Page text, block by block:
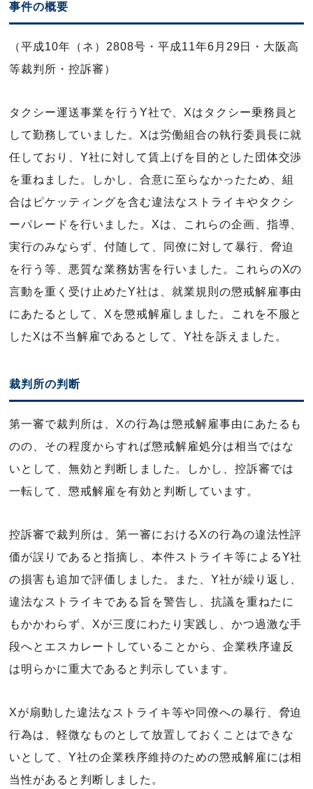
事件の概要
（平成10年（ネ）2808号・平成11年6月29日・大阪高
等裁判所・控訴審）
タクシー運送事業を行うY社で、Xはタクシー乗務員と
して勤務していました。Xは労働組合の執行委員長に就
任しており、Y社に対して賃上げを目的とした団体交渉
を重ねました。しかし、合意に至らなかったため、組
合はピケッティングを含む違法なストライキやタクシ
ーパレードを行いました。Xは、これらの企画、指導、
実行のみならず、付随して、同僚に対して暴行、脅迫
を行う等、悪質な業務妨害を行いました。これらのXの
言動を重く受け止めたY社は、就業規則の懲戒解雇事由
にあたるとして、Xを懲戒解雇しました。これを不服と
したXは不当解雇であるとして、Y社を訴えました。
裁判所の判断
第一審で裁判所は、Xの行為は懲戒解雇事由にあたるも
のの、その程度からすれば懲戒解雇処分は相当ではな
いとして、無効と判断しました。しかし、控訴審では
一転して、懲戒解雇を有効と判断しています。
控訴審で裁判所は、第一審におけるXの行為の違法性評
価が誤りであると指摘し、本件ストライキ等によるY社
の損害も追加で評価しました。また、Y社が繰り返し、
違法なストライキである旨を警告し、抗議を重ねたに
もかかわらず、Xが三度にわたり実践し、かつ過激な手
段へとエスカレートしていることから、企業秩序違反
は明らかに重大であると判示しています。
Xが扇動した違法なストライキ等や同僚への暴行、脅迫
行為は、軽微なものとして放置しておくことはできな
いとして、Y社の企業秩序維持のための懲戒解雇には相
当性があると判断しました。